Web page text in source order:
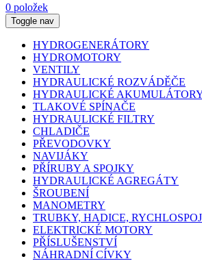
0 položek
Toggle nav
HYDROGENERÁTORY
HYDROMOTORY
VENTILY
HYDRAULICKÉ ROZVÁDĚČE
HYDRAULICKÉ
TLAKOVÉ SPÍNAČE
HYDRAULICKÉ FILTRY
CHLADIČE
PŘEVODOVKY
NAVIJÁKY
PŘÍRUBY A SPOJKY
HYDRAULICKÉ AGREGÁTY
ŠROUBENÍ
MANOMETRY
TRUBKY, HADICE,
ELEKTRICKÉ MOTORY
PŘÍSLUŠENSTVÍ
NÁHRADNÍ CÍVKY